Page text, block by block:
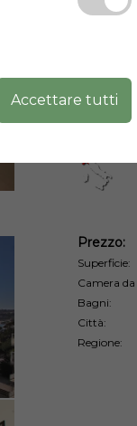
Prezzo:
Superficie:
Camera
Bagni:
Città:
Regione:
Accettare tutti